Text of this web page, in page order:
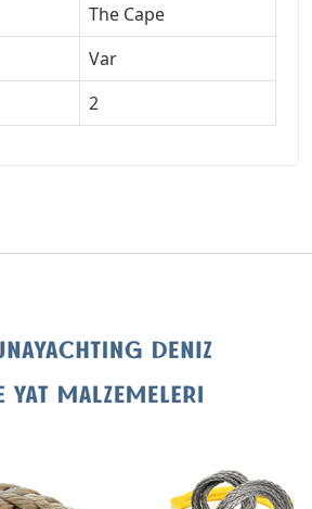
The Cape
Var
2